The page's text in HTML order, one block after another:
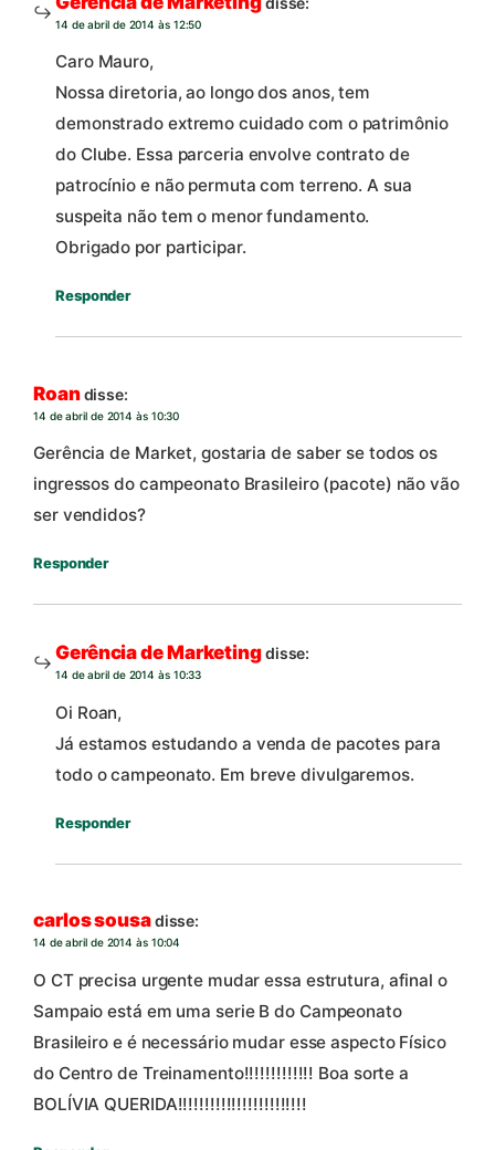
14 de abril de 2014 às 12:50
Caro Mauro,
Nossa diretoria, ao longo dos anos, tem
demonstrado extremo cuidado com o patrimônio
do Clube. Essa parceria envolve contrato de
patrocínio e não permuta com terreno. A sua
suspeita não tem o menor fundamento.
Obrigado por participar.
Responder
Roandisse:
14 de abril de 2014 às 10:30
Gerência de Market, gostaria de saber se todos os
ingressos do campeonato Brasileiro (pacote) não vão
ser vendidos?
Responder
Gerência de Marketingdisse:
14 de abril de 2014 às 10:33
Oi Roan,
Já estamos estudando a venda de pacotes para
todo o campeonato. Em breve divulgaremos.
Responder
carlos sousadisse:
14 de abril de 2014 às 10:04
O CT precisa urgente mudar essa estrutura, afinal o
Sampaio está em uma serie B do Campeonato
Brasileiro e é necessário mudar esse aspecto Físico
do Centro de Treinamento!!!!!!!!!!!!! Boa sorte a
BOLÍVIA QUERIDA!!!!!!!!!!!!!!!!!!!!!!!!